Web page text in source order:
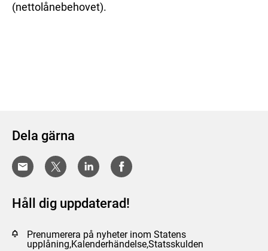
(nettolånebehovet).
Dela gärna
Håll dig uppdaterad!
Prenumerera på nyheter inom Statens
upplåning,Kalenderhändelse,Statsskulden